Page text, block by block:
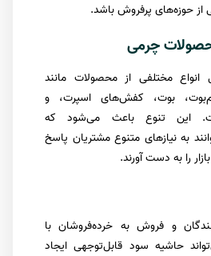
حوزه‌های پرفروش باشد.
مختلفی از محصولات مانند
بوت، کفش‌های اسپرت، و
این تنوع باعث می‌شود که
به نیازهای متنوع مشتریان پاسخ
را به دست آورند.
و فروش به خرده‌فروشان با
حاشیه سود قابل‌توجهی ایجاد